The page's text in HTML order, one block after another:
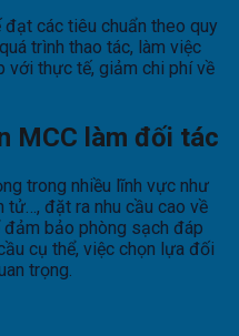
các tiêu chuẩn theo quy
trình thao tác, làm việc
với thực tế, giảm chi phí về
MCC làm đối tác
trong nhiều lĩnh vực như
tử…, đặt ra nhu cầu cao về
bảo phòng sạch đáp
cụ thể, việc chọn lựa đối
trọng.